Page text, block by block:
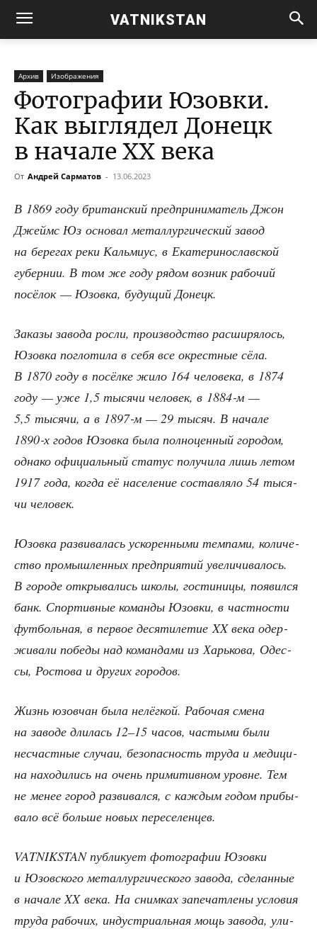
VATNIKSTAN
Архив Изображения
Фотографии Юзовки.
Как выглядел Донецк
в начале XX века
От Андрей Сарматов - 13.06.2023
В 1869 году бри­тан­ский пред­при­ни­ма­тель Джон
Джеймс Юз осно­вал метал­лур­ги­че­ский завод
на бере­гах реки Каль­ми­ус, в Ека­те­ри­но­слав­ской
губер­нии. В том же году рядом воз­ник рабо­чий
посё­лок — Юзов­ка, буду­щий Донецк.
Зака­зы заво­да рос­ли, про­из­вод­ство рас­ши­ря­лось,
Юзов­ка погло­ти­ла в себя все окрест­ные сёла.
В 1870 году в посёл­ке жило 164 чело­ве­ка, в 1874
году — уже 1,5 тыся­чи чело­век, в 1884‑м —
5,5 тыся­чи, а в 1897‑м — 29 тысяч. В нача­ле
1890‑х годов Юзов­ка была пол­но­цен­ный горо­дом,
одна­ко офи­ци­аль­ный ста­тус полу­чи­ла лишь летом
1917 года, когда её насе­ле­ние состав­ля­ло 54 тыся­
чи человек.
Юзов­ка раз­ви­ва­лась уско­рен­ны­ми тем­па­ми, коли­че­
ство про­мыш­лен­ных пред­при­я­тий уве­ли­чи­ва­лось.
В горо­де откры­ва­лись шко­лы, гости­ни­цы, появил­ся
банк. Спор­тив­ные коман­ды Юзов­ки, в част­но­сти
фут­боль­ная, в пер­вое деся­ти­ле­тие XX века одер­
жи­ва­ли побе­ды над коман­да­ми из Харь­ко­ва, Одес­
сы, Росто­ва и дру­гих городов.
Жизнь юзов­чан была нелёг­кой. Рабо­чая сме­на
на заво­де дли­лась 12–15 часов, часты­ми были
несчаст­ные слу­чаи, без­опас­ность тру­да и меди­ци­
на нахо­ди­лись на очень при­ми­тив­ном уровне. Тем
не менее город раз­ви­вал­ся, с каж­дым годом при­бы­
ва­ло всё боль­ше новых переселенцев.
VATNIKSTAN пуб­ли­ку­ет фото­гра­фии Юзов­ки
и Юзов­ско­го метал­лур­ги­че­ско­го заво­да, сде­лан­ные
в нача­ле XX века. На сним­ках запе­чат­ле­ны усло­вия
тру­да рабо­чих, инду­стри­аль­ная мощь заво­да, ули­